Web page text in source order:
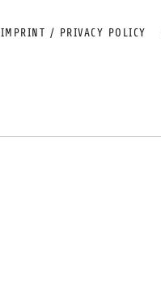
IMPRINT / PRIVACY POLICY